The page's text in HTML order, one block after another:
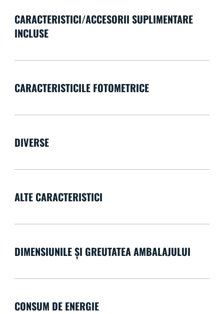
CARACTERISTICI/ACCESORII SUPLIMENTARE
INCLUSE
CARACTERISTICILE FOTOMETRICE
DIVERSE
ALTE CARACTERISTICI
DIMENSIUNILE ȘI GREUTATEA AMBALAJULUI
CONSUM DE ENERGIE